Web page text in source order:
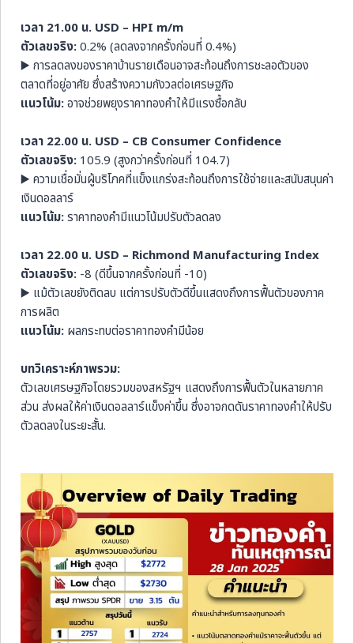
เวลา 21.00 น. USD – HPI m/m
ตัวเลขจริง:0.2% (ลดลงจากครั้งก่อนที่ 0.4%)
▶️ การลดลงของราคาบ้านรายเดือนอาจสะท้อนถึงการชะลอตัวของ
ตลาดที่อยู่อาศัย ซึ่งสร้างความกังวลต่อเศรษฐกิจ
แนวโน้ม:อาจช่วยพยุงราคาทองคำให้มีแรงซื้อกลับ
เวลา 22.00 น. USD – CB Consumer Confidence
ตัวเลขจริง: 105.9 (สูงกว่าครั้งก่อนที่ 104.7)
▶️ ความเชื่อมั่นผู้บริโภคที่แข็งแกร่งสะท้อนถึงการใช้จ่ายและสนับสนุนค่า
เงินดอลลาร์
แนวโน้ม:ราคาทองคำมีแนวโน้มปรับตัวลดลง
เวลา 22.00 น. USD – Richmond Manufacturing Index
ตัวเลขจริง: -8 (ดีขึ้นจากครั้งก่อนที่ -10)
▶️ แม้ตัวเลขยังติดลบ แต่การปรับตัวดีขึ้นแสดงถึงการฟื้นตัวของภาค
การผลิต
แนวโน้ม: ผลกระทบต่อราคาทองคำมีน้อย
บทวิเคราะห์ภาพรวม:
ตัวเลขเศรษฐกิจโดยรวมของสหรัฐฯ แสดงถึงการฟื้นตัวในหลายภาค
ส่วน ส่งผลให้ค่าเงินดอลลาร์แข็งค่าขึ้น ซึ่งอาจกดดันราคาทองคำให้ปรับ
ตัวลดลงในระยะสั้น.